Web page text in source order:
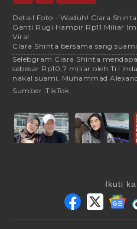
Detail Foto - Waduh! Clara
Ganti Rugi Hampir Rp11 Miliar
Viral
Clara Shinta bersama sang
Selebgram Clara Shinta
sebesar Rp10,7 miliar oleh Tri
nakal suami, Muhammad
Sumber :TikTok
Ikuti